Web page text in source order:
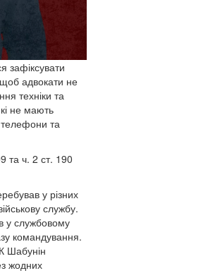
зафіксувати
щоб адвокати не
техніки та
не мають
телефони та
та ч. 2 ст. 190
у різних
службу.
у службовому
командування.
Шабунін
жодних